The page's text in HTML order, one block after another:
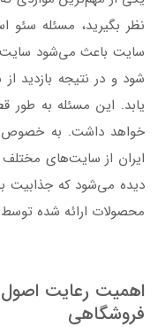
نظر بگیرید، مسئله
سایت باعث می‌شود
شود و در نتیجه بازدید
یابد. این مسئله به طور
خواهد داشت. به خصوص با
ایران از سایت‌های
دیده می‌شود که جذابیت
محصولات ارائه شده
اهمیت رعایت
فروشگاهی